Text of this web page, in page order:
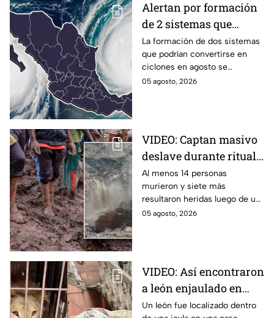
Alertan por formación
de 2 sistemas que
podrían convertirse en
ciclones en agosto:
¿Qué riesgo
representan?
La formación de dos sistemas
que podrían convertirse en
ciclones en agosto se
mantienen bajo vigilancia en el
05 agosto, 2026
VIDEO: Captan masivo
deslave durante ritual
religioso; dejó 23
peregrinos sin vida en
monasterio de Etiopía
Al menos 14 personas
murieron y siete más
resultaron heridas luego de un
deslave durante un ritual
05 agosto, 2026
VIDEO: Así encontraron
a león enjaulado en
casa abandonada en
Un león fue localizado dentro